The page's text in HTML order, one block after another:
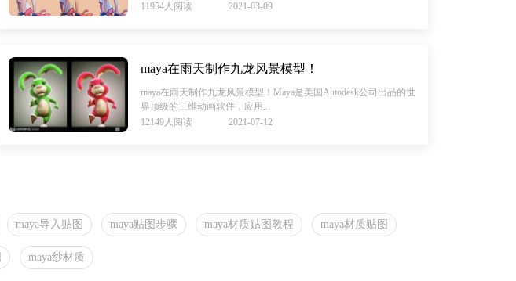
11954人阅读
2021-03-09
maya在雨天制作九龙风景模型！
maya在雨天制作九龙风景模型！Maya是美国Autodesk公司出品的世
界顶级的三维动画软件，应用...
12149人阅读
2021-07-12
maya导入贴图 maya贴图步骤 maya材质贴图教程 maya材质贴图
maya纱材质